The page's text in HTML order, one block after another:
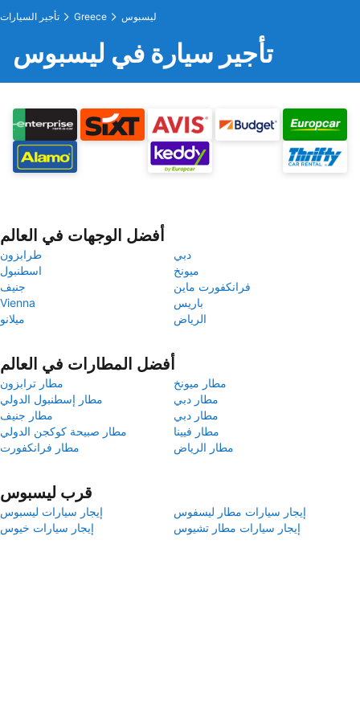
تأجير السيارات Greece ليسبوس
تأجير سيارة في ليسبوس
أفضل الوجهات في العالم
طرابزون
دبي
اسطنبول
ميونخ
جنيف
فرانكفورت ماين
Vienna
باريس
ميلانو
الرياض
أفضل المطارات في العالم
مطار ترابزون
مطار ميونخ
مطار إسطنبول الدولي
مطار دبي
مطار جنيف
مطار دبي
مطار صبيحة كوكجن الدولي
مطار فيينا
مطار فرانكفورت
مطار الرياض
قرب ليسبوس
إيجار سيارات ليسبوس
إيجار سيارات مطار ليسفوس
إيجار سيارات خيوس
إيجار سيارات مطار تشيوس